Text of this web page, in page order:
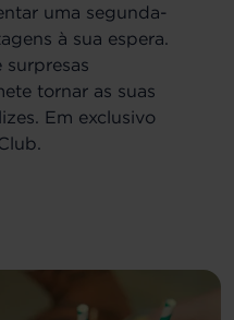
uma segunda-
à sua espera.
surpresas
tornar as suas
Em exclusivo